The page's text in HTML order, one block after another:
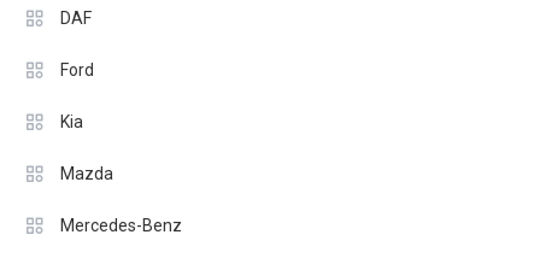
DAF
Ford
Kia
Mazda
Mercedes-Benz